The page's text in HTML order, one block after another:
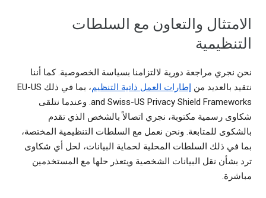
الامتثال والتعاون مع السلطات
التنظيمية
نحن نجري مراجعة دورية لالتزامنا بسياسة الخصوصية. كما أننا
نتقيد بالعديد من إطارات العمل ذاتية التنظيم
، بما في ذلك EU-US
and Swiss-US Privacy Shield Frameworks. وعندما نتلقى
شكاوى رسمية مكتوبة، نجري اتصالاً بالشخص الذي تقدم
بالشكوى للمتابعة. ونحن نعمل مع السلطات التنظيمية المختصة،
بما في ذلك السلطات المحلية لحماية البيانات، لحل أي شكاوى
ترد بشأن نقل البيانات الشخصية ويتعذر حلها مع المستخدمين
مباشرة.